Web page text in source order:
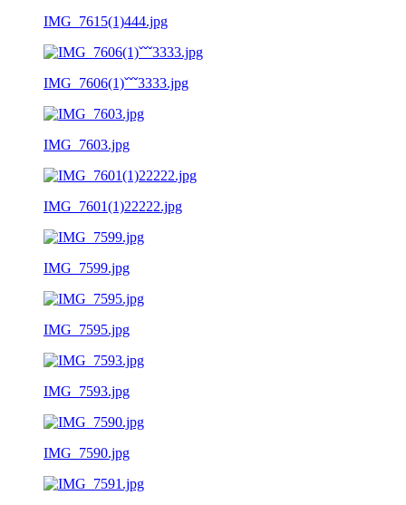
IMG_7615(1)444.jpg
IMG_7606(1)ˇˇˇ3333.jpg
IMG_7603.jpg
IMG_7601(1)22222.jpg
IMG_7599.jpg
IMG_7595.jpg
IMG_7593.jpg
IMG_7590.jpg